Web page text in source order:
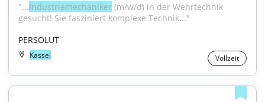
"...Industriemechaniker (m/w/d) in der Wehrtechnik
gesucht! Sie fasziniert komplexe Technik..."
PERSOLUT
Kassel Vollzeit